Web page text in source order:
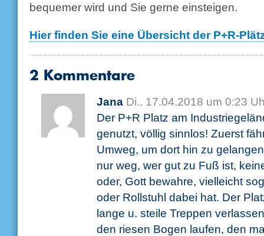
bequemer wird und Sie gerne einsteigen.
Hier finden Sie eine Übersicht der P+R-
2 Kommentare
Jana Di.. 17.04.2018 um 0:23
Der P+R Platz am
genutzt, völlig sinnlos! Zuerst
Umweg, um dort hin zu
nur weg, wer gut zu Fuß ist,
oder, Gott bewahre, vielleicht
oder Rollstuhl dabei hat. Der
lange u. steile Treppen
den riesen Bogen laufen, den